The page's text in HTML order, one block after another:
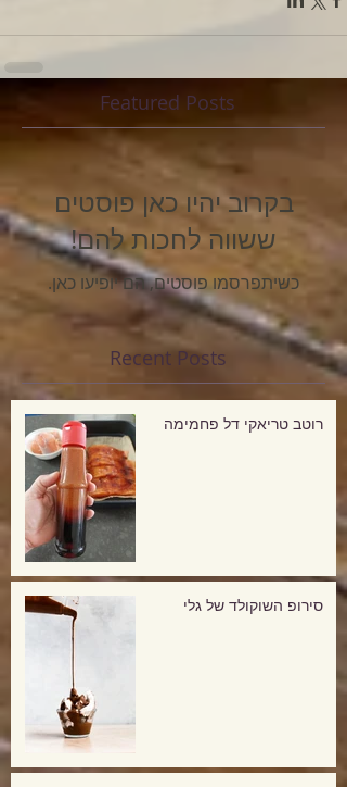
Featured Posts
בקרוב יהיו כאן פוסטים
ששווה לחכות להם!
כשיתפרסמו פוסטים, הם יופיעו כאן.
Recent Posts
רוטב טריאקי דל פחמימה
סירופ השוקולד של גלי